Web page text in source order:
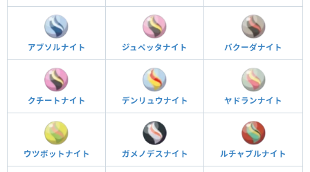
アブソルナイト ジュペッタナイト バクーダナイト
クチートナイト デンリュウナイト ヤドランナイト
ウツボットナイト ガメノデスナイト ルチャブルナイト